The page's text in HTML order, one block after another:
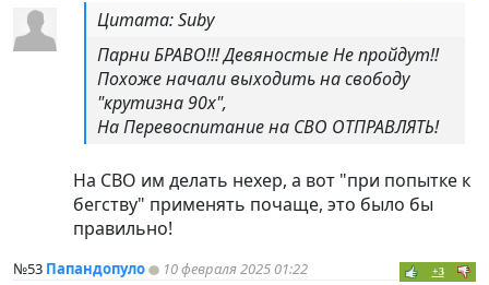
Цитата: Suby
Парни БРАВО!!! Девяностые Не пройдут!!
Похоже начали выходить на свободу
"крутизна 90х",
На Перевоспитание на СВО ОТПРАВЛЯТЬ!
На СВО им делать нехер, а вот "при попытке к
бегству" применять почаще, это было бы
правильно!
№53 Папандопуло 10 февраля 2025 01:22 +3